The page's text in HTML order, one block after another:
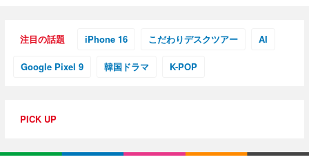
注目の話題 iPhone 16 こだわりデスクツアー AI
Google Pixel 9 韓国ドラマ K-POP
PICK UP